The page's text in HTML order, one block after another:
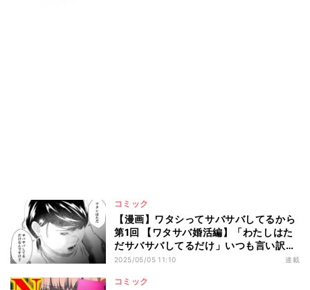
コミック
【漫画】ワタシってサバサバしてるから
第1回 【ワタサバ婚活編】「わたしはた
だサバサバしてるだけ」いつも言い訳、
そんなこと言われても…
2025/05/05 11:10 連載
コミック